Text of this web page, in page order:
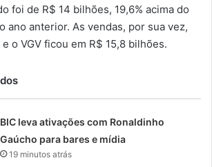
foi de R$ 14 bilhões, 19,6% acima do
ano anterior. As vendas, por sua vez,
o VGV ficou em R$ 15,8 bilhões.
BIC leva ativações com Ronaldinho
Gaúcho para bares e mídia
19 minutos atrás